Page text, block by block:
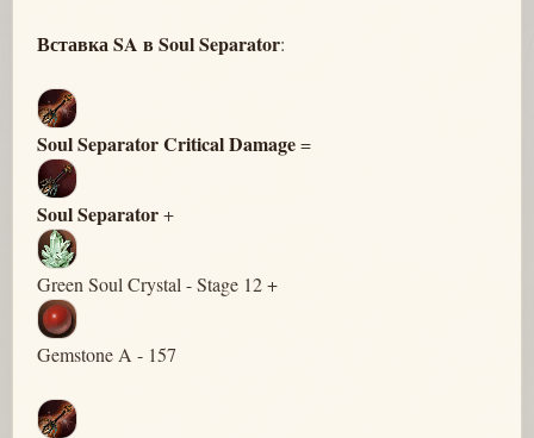
Вставка SA в Soul Separator:
Soul Separator Critical Damage=
Soul Separator+
Green Soul Crystal - Stage 12 +
Gemstone A - 157